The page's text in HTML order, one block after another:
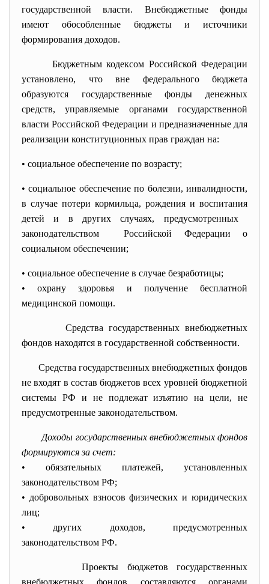
государственной власти. Внебюджетные фонды
имеют обособленные бюджеты и источники
формирования доходов.
Бюджетным кодексом Российской Федерации
установлено, что вне федерального бюджета
образуются государственные фонды денежных
средств, управляемые органами государственной
власти Российской Федерации и предназначенные для
реализации конституционных прав граждан на:
• социальное обеспечение по возрасту;
• социальное обеспечение по болезни, инвалидности,
в случае потери кормильца, рождения и воспитания
детей и в других случаях, предусмотренных
законодательством Российской Федерации о
социальном обеспечении;
• социальное обеспечение в случае безработицы;
• охрану здоровья и получение бесплатной
медицинской помощи.
Средства государственных внебюджетных
фондов находятся в государственной собственности.
Средства государственных внебюджетных фондов
не входят в состав бюджетов всех уровней бюджетной
системы РФ и не подлежат изъятию на цели, не
предусмотренные законодательством.
Доходы государственных внебюджетных фондов
формируются за счет:
• обязательных платежей, установленных
законодательством РФ;
• добровольных взносов физических и юридических
лиц;
• других доходов, предусмотренных
законодательством РФ.
Проекты бюджетов государственных
внебюджетных фондов составляются органами